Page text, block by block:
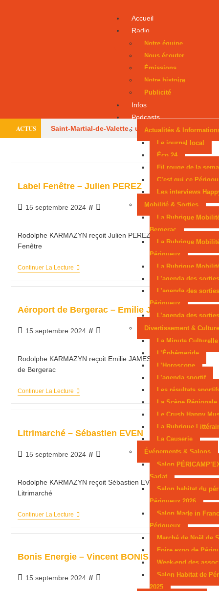
Accueil
Radio
Notre équipe
Nous écouter
Émissions
Notre histoire
Publicité
Infos
Podcasts
Actualités &
Le journal local
Éco 24
Fil rouge de la
C’est qui ce
Les interviews
Mobilité & Sorties
La Rubrique
Bergerac
La Rubrique
Périgueux
La Rubrique
L’agenda des
L’agenda des sorties
Périgueux
L’agenda des
Divertissement & Culture
La Minute Culturelle
L’Éphémeride
L’Horoscope
L’agenda sportif
Les résultats
La Scène Régionale
Le Crush Happy
La Rubrique
La Causerie
Événements & Salons
Salon
Sarlat
Salon habitat du
Périgueux 2026
Salon Made in
Périgueux
Marché de Noël de
Foire expo de
Week-end des
Salon Habitat de
2025
ACTUS Saint-Martial-de-Valette : un adolescent évacué
Périgueux donne
la parole aux consommateurs Six mois avec
sursis après une tentative d’incendie Un
Périgourdin en lice aux Mondiaux juniors
Français
Label Fenêtre – Julien PEREZ
15 septembre 2024
Rodolphe KARMAZYN reçoit Julien PEREZ de Label
Fenêtre
Continuer La Lecture
Aéroport de Bergerac – Emilie JAMES
15 septembre 2024
Rodolphe KARMAZYN reçoit Emilie JAMES de l'Aéroport
de Bergerac
Continuer La Lecture
Litrimarché – Sébastien EVEN
15 septembre 2024
Rodolphe KARMAZYN reçoit Sébastien EVEN de
Litrimarché
Continuer La Lecture
Bonis Energie – Vincent BONIS
15 septembre 2024